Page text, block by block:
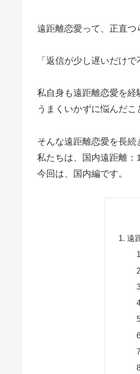
遠距離恋愛って、正直つ
「返信が少し遅いだけ
私自身も遠距離恋愛を経
うまくいかずに悩んだこ
そんな遠距離恋愛を長続
私たちは、国内遠距離：
今回は、国内編です。
遠